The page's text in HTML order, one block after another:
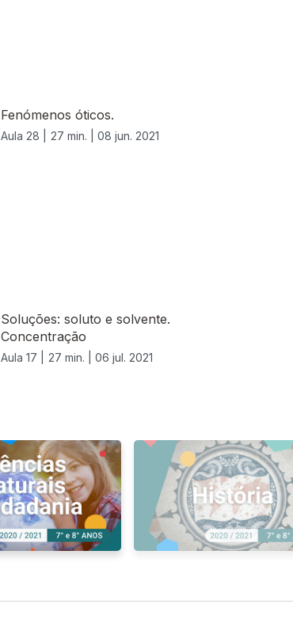
Fenómenos óticos.
Aula 28 | 27 min. | 08 jun. 2021
Soluções: soluto e solvente.
Concentração
Aula 17 | 27 min. | 06 jul. 2021